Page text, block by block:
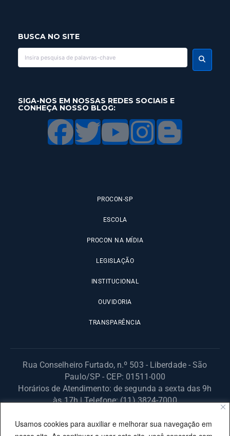
Usamos cookies para auxiliar e melhorar sua navegação em
BUSCA NO SITE
SIGA-NOS EM NOSSAS REDES SOCIAIS E
CONHEÇA NOSSO BLOG:
PROCON-SP
ESCOLA
PROCON NA MÍDIA
LEGISLAÇÃO
INSTITUCIONAL
OUVIDORIA
TRANSPARÊNCIA
Rua Conselheiro Furtado, n.º 503 - Liberdade - São
Paulo/SP - CEP: 01511-000
Horários de Atendimento: de segunda a sexta das 9h
às 17h | Telefone: (11) 3824-7000
© 2025 Fundação Procon – SP – Todos os direitos reservados. |
Site desenvolvido pela PRODESP.